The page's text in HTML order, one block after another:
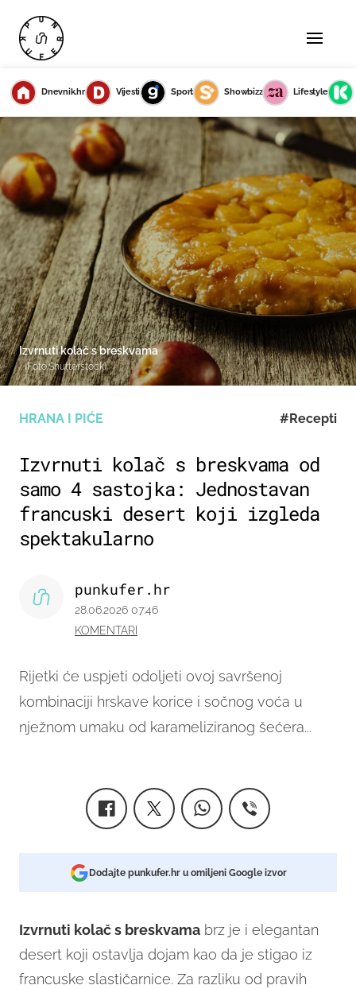
Dnevnik.hr Vijesti Sport Showbizz Lifestyle
HRANA I PIĆE #Recepti
Izvrnuti kolač s breskvama od
samo 4 sastojka: Jednostavan
francuski desert koji izgleda
spektakularno
Rijetki će uspjeti odoljeti ovoj savršenoj
kombinaciji hrskave korice i sočnog voća u
nježnom umaku od karameliziranog šećera...
punkufer.hr
28.06.2026 07:46
KOMENTARI
Izvrnuti kolač s breskvama
(Foto:Shutterstock)
Dodajte punkufer.hr u omiljeni Google izvor
Izvrnuti kolač s breskvama brz je i elegantan
desert koji ostavlja dojam kao da je stigao iz
francuske slastičarnice. Za razliku od pravih